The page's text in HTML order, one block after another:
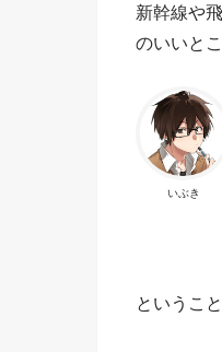
新幹線や
のいいと
いぶき
ということ